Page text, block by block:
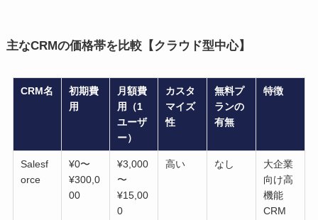
主なCRMの価格帯を比較【クラウド型中心】
CRM名
初期費
用
月額費
用（1
ユーザ
ー）
カスタ
マイズ
性
無料プ
ランの
有無
特徴
Salesf
orce
¥0〜
¥300,0
00
¥3,000
〜
¥15,00
0
高い なし
大企業
向け高
機能
CRM